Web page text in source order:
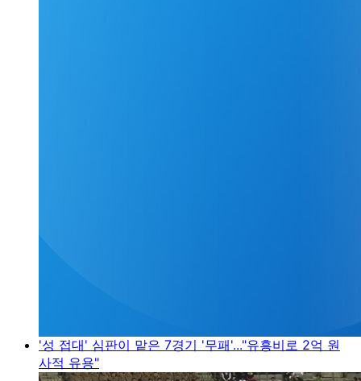
'성 접대' 심판이 맡은 7경기 '무패'..."유흥비로 2억 원
사적 유용"